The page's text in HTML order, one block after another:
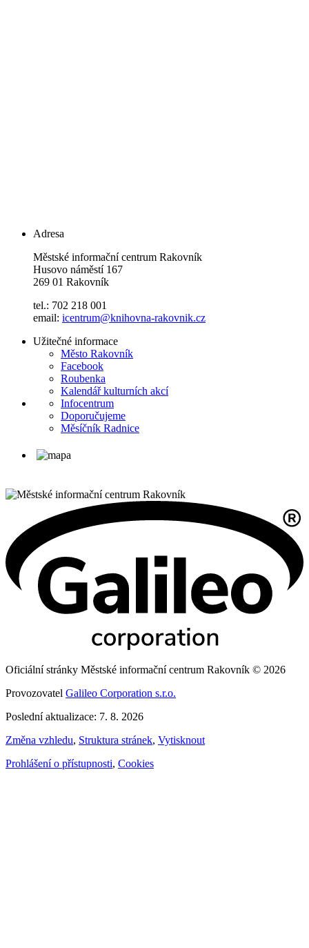
Adresa
Městské informační centrum Rakovník
Husovo náměstí 167
269 01 Rakovník
tel.: 702 218 001
email: icentrum@knihovna-rakovnik.cz
Užitečné informace
Město Rakovník
Facebook
Roubenka
Kalendář kulturních akcí
Infocentrum
Doporučujeme
Měsíčník Radnice
Oficiální stránky Městské informační centrum Rakovník © 2026
Provozovatel Galileo Corporation s.r.o.
Poslední aktualizace: 7. 8. 2026
Změna vzhledu, Struktura stránek, Vytisknout
Prohlášení o přístupnosti, Cookies